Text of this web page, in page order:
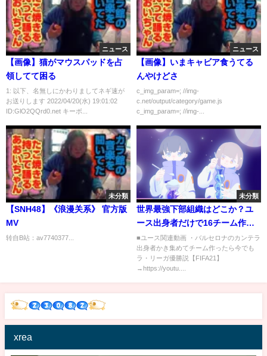
ニュース
【画像】猫がマウスパッドを占
領してて困る
1: 以下、名無しにかわりましてネギ速が
お送りします 2022/04/20(水) 19:01:02
ID:GlO2QQrd0.net キーボ...
ニュース
【画像】いまキャビア食うてる
んやけどさ
c_img_param=; //img-
c.net/output/category/game.js
c_img_param=; //img-...
未分類
【SNH48】《浪漫关系》 官方版
MV
转自B站：av7740377...
未分類
世界最強下部組織はどこか？ユ
ース出身者だけで16チーム作っ
てリーグ戦してみた【FIFA22】
■ユース関連動画 ・バルセロナのカンテラ
出身者かき集めてチーム作ったら今でも
ラ・リーガ優勝説【FIFA21】
→https://youtu....
xrea